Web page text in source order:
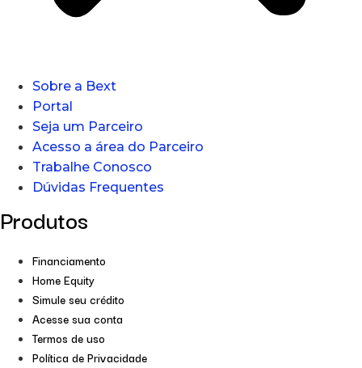
Sobre a Bext
Portal
Seja um Parceiro
Acesso a área do Parceiro
Trabalhe Conosco
Dúvidas Frequentes
Produtos
Financiamento
Home Equity
Simule seu crédito
Acesse sua conta
Termos de uso
Política de Privacidade